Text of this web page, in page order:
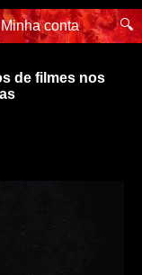
Minha conta 🔍
de filmes nos